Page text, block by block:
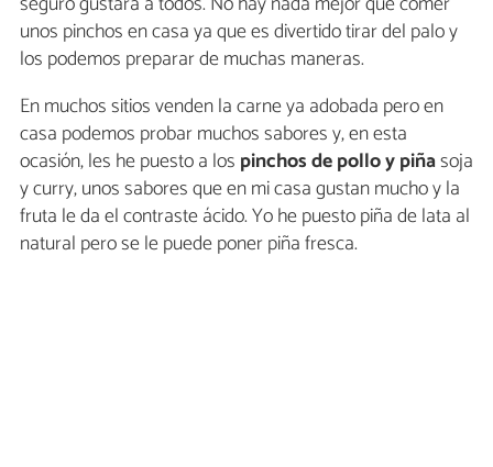
unos pinchos en casa ya que es divertido tirar del palo y
los podemos preparar de muchas maneras.
En muchos sitios venden la carne ya adobada pero en
casa podemos probar muchos sabores y, en esta
ocasión, les he puesto a los pinchos de pollo y piñasoja
y curry, unos sabores que en mi casa gustan mucho y la
fruta le da el contraste ácido. Yo he puesto piña de lata al
natural pero se le puede poner piña fresca.